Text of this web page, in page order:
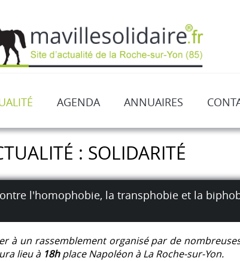
AGENDA ANNUAIRES
: SOLIDARITÉ
l'homophobie, la transphobie et la
à un rassemblement organisé par de
lieu à 18hplace Napoléon à La Roche-sur-Yon.